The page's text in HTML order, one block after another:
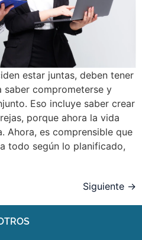
estar juntas, deben tener
saber comprometerse y
Eso incluye saber crear
porque ahora la vida
Ahora, es comprensible que
todo según lo planificado,
Siguiente →